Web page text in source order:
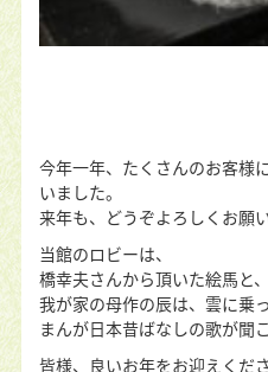
今年一年、たくさんのお客様
いました。
来年も、どうぞよろしくお願い
当館のロビーは、
橋幸夫さんから頂いた絵馬と
我が家の母作の辰は、雲に乗
まんが日本昔ばなしの歌が聞
皆様、良いお年をお迎えくださ